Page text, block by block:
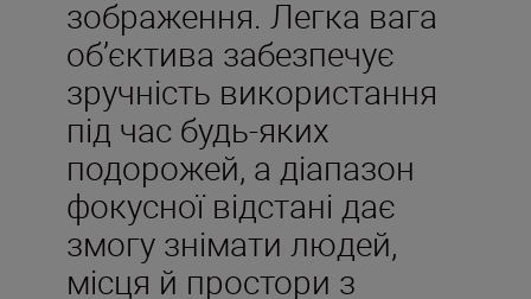
зображення. Легка вага
об’єктива забезпечує
зручність використання
під час будь-яких
подорожей, а діапазон
фокусної відстані дає
змогу знімати людей,
місця й простори з